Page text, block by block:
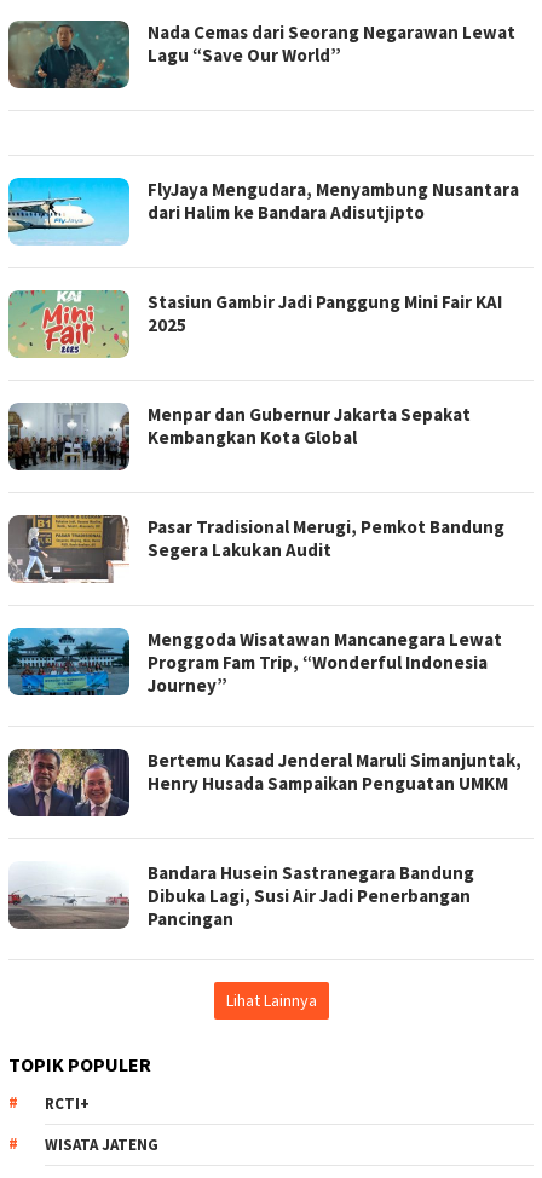
Nada Cemas dari Seorang Negarawan Lewat
Lagu “Save Our World”
FlyJaya Mengudara, Menyambung Nusantara
dari Halim ke Bandara Adisutjipto
Stasiun Gambir Jadi Panggung Mini Fair KAI
2025
Menpar dan Gubernur Jakarta Sepakat
Kembangkan Kota Global
Pasar Tradisional Merugi, Pemkot Bandung
Segera Lakukan Audit
Menggoda Wisatawan Mancanegara Lewat
Program Fam Trip, “Wonderful Indonesia
Journey”
Bertemu Kasad Jenderal Maruli Simanjuntak,
Henry Husada Sampaikan Penguatan UMKM
Bandara Husein Sastranegara Bandung
Dibuka Lagi, Susi Air Jadi Penerbangan
Pancingan
Lihat Lainnya
TOPIK POPULER
RCTI+
WISATA JATENG